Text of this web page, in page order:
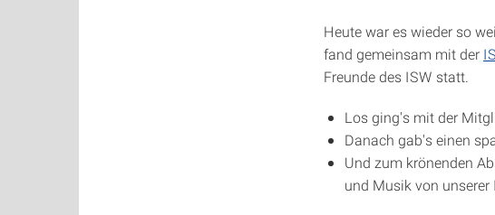
Heute war es wieder so
fand gemeinsam mit der
Freunde des ISW statt.
Los ging's mit der
Danach gab's einen
Und zum krönenden
und Musik von unserer